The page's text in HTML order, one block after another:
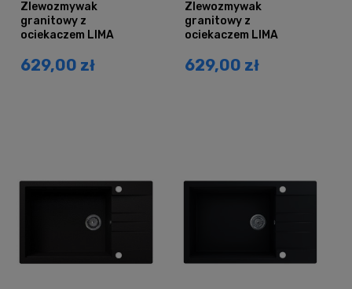
Zlewozmywak
granitowy z
ociekaczem LIMA
629,00 zł
Zlewozmywak
granitowy z
ociekaczem LIMA
629,00 zł